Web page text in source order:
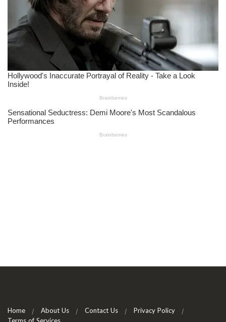
Home About Us Contact Us
Privacy Policy